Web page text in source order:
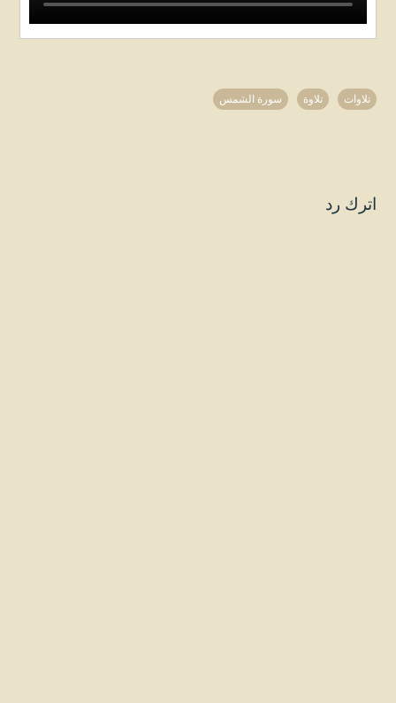
تلاوات تلاوة سورة الشمس
اترك رد